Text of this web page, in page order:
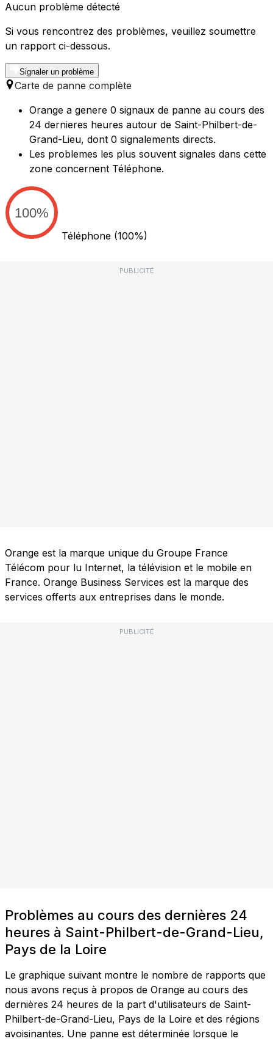
Aucun problème détecté
Si vous rencontrez des problèmes, veuillez soumettre
un rapport ci-dessous.
Signaler un problème
Carte de panne complète
Orange a genere 0 signaux de panne au cours des
24 dernieres heures autour de Saint-Philbert-de-
Grand-Lieu, dont 0 signalements directs.
Les problemes les plus souvent signales dans cette
zone concernent Téléphone.
100%
Téléphone (100%)
PUBLICITÉ
Orange est la marque unique du Groupe France
Télécom pour lu Internet, la télévision et le mobile en
France. Orange Business Services est la marque des
services offerts aux entreprises dans le monde.
PUBLICITÉ
Problèmes au cours des dernières 24
heures à Saint-Philbert-de-Grand-Lieu,
Pays de la Loire
Le graphique suivant montre le nombre de rapports que
nous avons reçus à propos de Orange au cours des
dernières 24 heures de la part d'utilisateurs de Saint-
Philbert-de-Grand-Lieu, Pays de la Loire et des régions
avoisinantes. Une panne est déterminée lorsque le